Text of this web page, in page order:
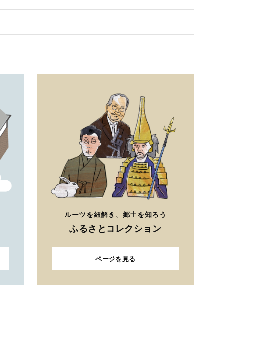
ルーツを紐解き、郷土を知ろう
ふるさとコレクション
ページを見る